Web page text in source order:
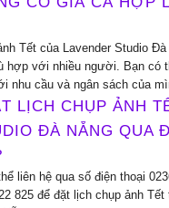
Tết của Lavender Studio Đà
hợp với nhiều người. Bạn có
nhu cầu và ngân sách của
LỊCH CHỤP ẢNH
ĐÀ NẴNG QUA
liên hệ qua số điện thoại
825 để đặt lịch chụp ảnh Tết